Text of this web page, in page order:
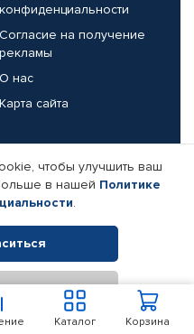
Корзина
Каталог
конфиденциальности
Согласие на получение
рекламы
О нас
Карта сайта
Реквизиты компании
Все права защищены.
Автопрофи.
чтобы улучшить ваш
в нашей Политике
.
В корзину